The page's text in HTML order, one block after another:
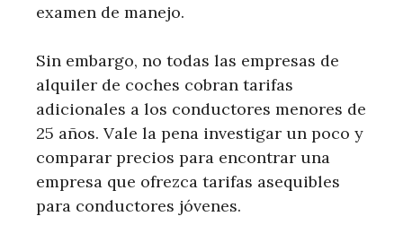
examen de manejo.
Sin embargo, no todas las empresas de
alquiler de coches cobran tarifas
adicionales a los conductores menores de
25 años. Vale la pena investigar un poco y
comparar precios para encontrar una
empresa que ofrezca tarifas asequibles
para conductores jóvenes.